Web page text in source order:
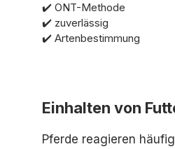
✔️ ONT-Methode
✔️ zuverlässig
✔️ Artenbestimmung
Einhalten von
Pferde reagieren